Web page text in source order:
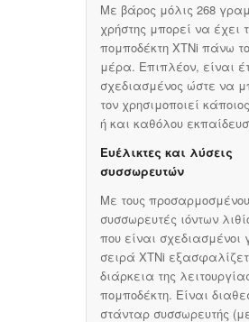
Με βάρος μόλις 268
χρήστης μπορεί να έχει
πομποδέκτη XTNi πάνω
μέρα. Επιπλέον, είναι
σχεδιασμένος ώστε να
τον χρησιμοποιεί
ή και καθόλου
Ευέλικτες και λύσεις
συσσωρευτών
Με τους
συσσωρευτές ιόντων
που είναι σχεδιασμένοι
σειρά XTNi
διάρκεια της
πομποδέκτη. Είναι
στάνταρ συσσωρευτής